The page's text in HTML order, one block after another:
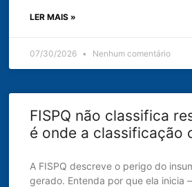
LER MAIS »
07/30/2026 Nenhum comentário
FISPQ não classifica
é onde a classificação
A FISPQ descreve o perigo do
gerado. Entenda por que ela inicia